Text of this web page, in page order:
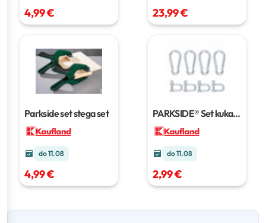
4,99 € 23,99 €
Parkside set stegaset
do 11.08
4,99 €
PARKSIDE® Set kuka
do 11.08
2,99 €